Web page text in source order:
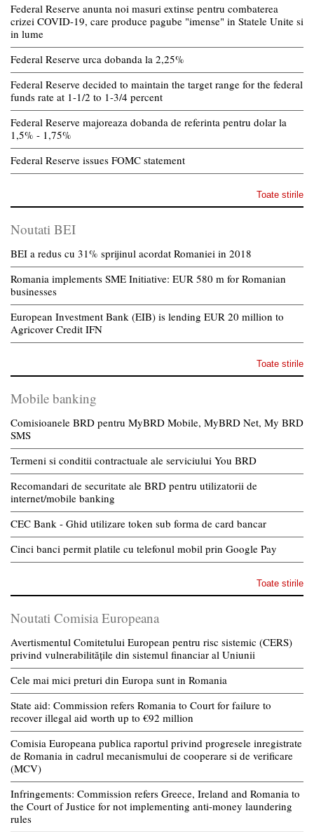
Federal Reserve anunta noi masuri extinse pentru combaterea
crizei COVID-19, care produce pagube "imense" in Statele Unite si
in lume
Federal Reserve urca dobanda la 2,25%
Federal Reserve decided to maintain the target range for the federal
funds rate at 1-1/2 to 1-3/4 percent
Federal Reserve majoreaza dobanda de referinta pentru dolar la
1,5% - 1,75%
Federal Reserve issues FOMC statement
Toate stirile
Noutati BEI
BEI a redus cu 31% sprijinul acordat Romaniei in 2018
Romania implements SME Initiative: EUR 580 m for Romanian
businesses
European Investment Bank (EIB) is lending EUR 20 million to
Agricover Credit IFN
Toate stirile
Mobile banking
Comisioanele BRD pentru MyBRD Mobile, MyBRD Net, My BRD
SMS
Termeni si conditii contractuale ale serviciului You BRD
Recomandari de securitate ale BRD pentru utilizatorii de
internet/mobile banking
CEC Bank - Ghid utilizare token sub forma de card bancar
Cinci banci permit platile cu telefonul mobil prin Google Pay
Toate stirile
Noutati Comisia Europeana
Avertismentul Comitetului European pentru risc sistemic (CERS)
privind vulnerabilitățile din sistemul financiar al Uniunii
Cele mai mici preturi din Europa sunt in Romania
State aid: Commission refers Romania to Court for failure to
recover illegal aid worth up to €92 million
Comisia Europeana publica raportul privind progresele inregistrate
de Romania in cadrul mecanismului de cooperare si de verificare
(MCV)
Infringements: Commission refers Greece, Ireland and Romania to
the Court of Justice for not implementing anti-money laundering
rules